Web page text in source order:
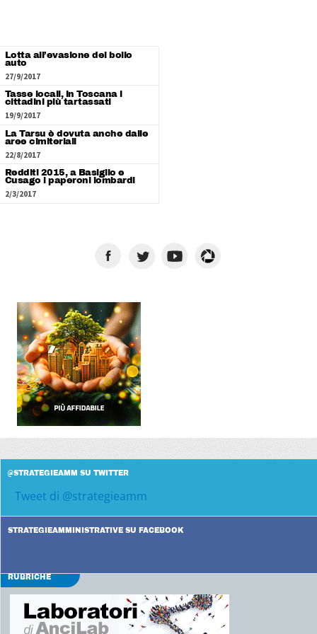
Lotta all’evasione del bollo
auto
27/9/2017
Tasse locali, in Toscana i
cittadini più tartassati
19/9/2017
La Tarsu è dovuta anche dalle
aree cimiteriali
22/8/2017
Redditi 2015, a Basiglio e
Cusago i paperoni lombardi
2/3/2017
@STRATEGIEAMM SU TWITTER
Tweet di @strategieamm
STRATEGIEAMMINISTRATIVE SU FACEBOOK
RUBRICHE